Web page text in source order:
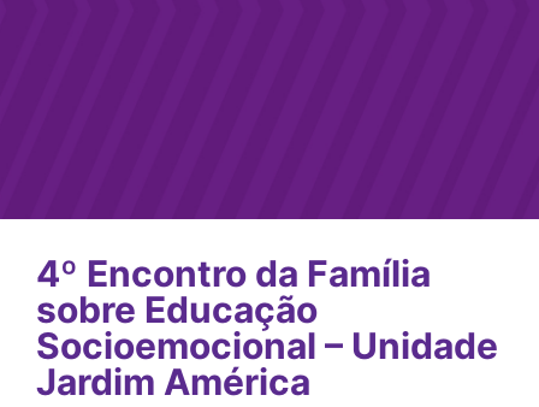
4º Encontro da Família
sobre Educação
Socioemocional – Unidade
Jardim América